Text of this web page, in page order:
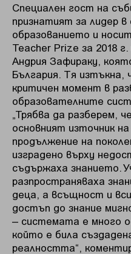
Специален гост на
признатият за лидер
образованието и
Teacher Prize за 2018
Андрия Зафираку,
България. Tя изтъкна,
критичен момент в
образователните
„Трябва да разберем,
основният източник
продължение на
изградено върху
съдържаха знанието.
разпространяваха
деца, а всъщност и
достъп до знание
– системата е много
който е била
реалността“,